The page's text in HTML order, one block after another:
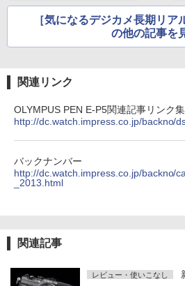
［気になるデジカメ長期リア
の他の記事を
関連リンク
OLYMPUS PEN E-P5関連記事リンク集
http://dc.watch.impress.co.jp/backno/
バックナンバー
http://dc.watch.impress.co.jp/backno/
_2013.html
関連記事
レビュー・使いこなし